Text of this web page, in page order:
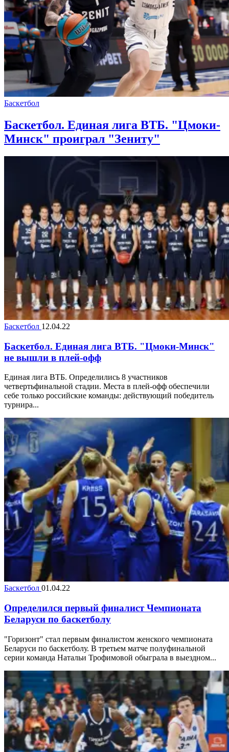
Баскетбол
Баскетбол. Единая лига ВТБ. "Цмоки-
Минск" проиграл "Зениту"
Баскетбол 12.04.22
Баскетбол. Единая лига ВТБ. "Цмоки-Минск"
не вышли в плей-офф
Единая лига ВТБ. Определились 8 участников
четвертьфинальной стадии. Места в плей-офф обеспечили
себе только российские команды: действующий победитель
турнира...
Баскетбол 01.04.22
Определился первый финалист Чемпионата
Беларуси по баскетболу
"Горизонт" стал первым финалистом женского чемпионата
Беларуси по баскетболу. В третьем матче полуфинальной
серии команда Натальи Трофимовой обыграла в выездном...